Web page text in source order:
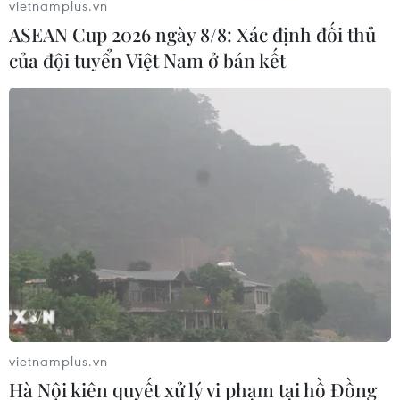
Thiên tai gây nhiều thiệt hại nghiêm
08/05/2023 15:01
Tính đến 16 giờ 30 phút ngày 8/5, mưa to, dông lốc,
mưa đá, gió giật mạnh đã gây nhiều thiệt hại nghiêm
trọng tại các địa phương như hoa màu gẫy đổ, gia súc
chết, nhà bị sạt lở.
vietnamplus.vn
ASEAN Cup 2026 ngày 8/8: Xác định đối thủ
của đội tuyển Việt Nam ở bán kết
vietnamplus.vn
Hà Nội kiên quyết xử lý vi phạm tại hồ Đồng